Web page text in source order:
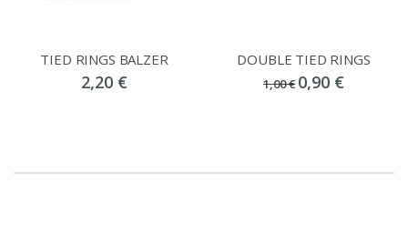
TIED RINGS BALZER
2,20 €
DOUBLE TIED RINGS
1,00 € 0,90 €